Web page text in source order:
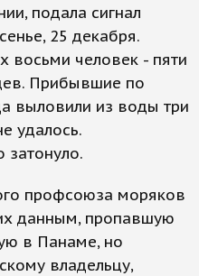
подала сигнал
25 декабря.
восьми человек - пяти
Прибывшие по
выловили из воды три
удалось.
затонуло.
профсоюза моряков
данным, пропавшую
в Панаме, но
владельцу,